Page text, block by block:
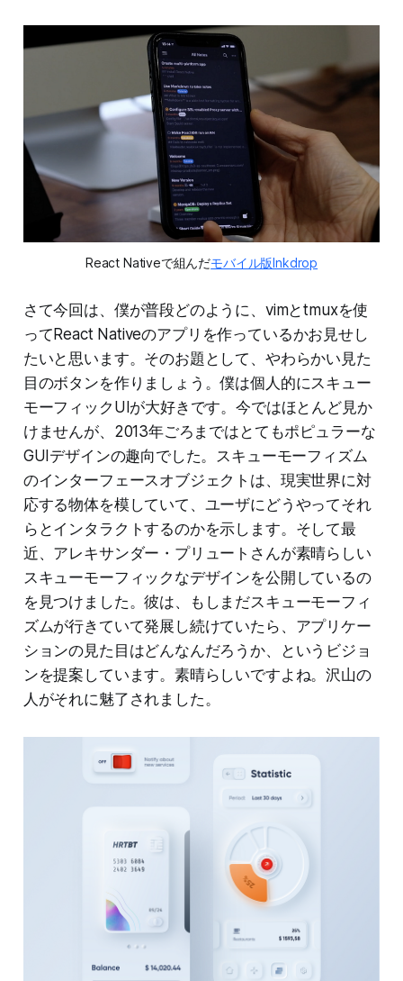
React Nativeで組んだモバイル版Inkdrop
さて今回は、僕が普段どのように、vimとtmuxを使
ってReact Nativeのアプリを作っているかお見せし
たいと思います。そのお題として、やわらかい見た
目のボタンを作りましょう。僕は個人的にスキュー
モーフィックUIが大好きです。今ではほとんど見か
けませんが、2013年ごろまではとてもポピュラーな
GUIデザインの趣向でした。スキューモーフィズム
のインターフェースオブジェクトは、現実世界に対
応する物体を模していて、ユーザにどうやってそれ
らとインタラクトするのかを示します。そして最
近、アレキサンダー・プリュートさんが素晴らしい
スキューモーフィックなデザインを公開しているの
を見つけました。彼は、もしまだスキューモーフィ
ズムが行きていて発展し続けていたら、アプリケー
ションの見た目はどんなんだろうか、というビジョ
ンを提案しています。素晴らしいですよね。沢山の
人がそれに魅了されました。